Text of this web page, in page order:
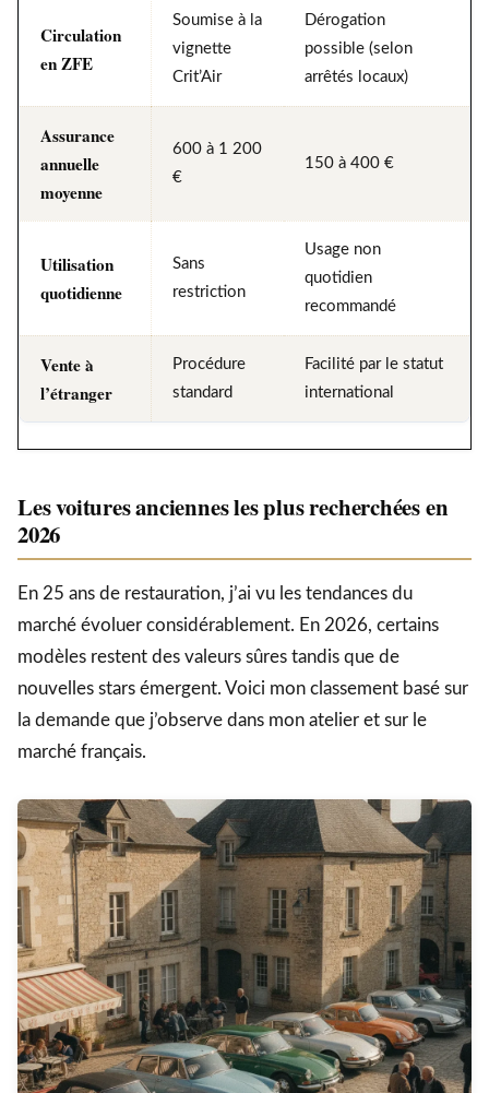
Circulation
en ZFE
Soumise à la
vignette
Crit’Air
Dérogation
possible (selon
arrêtés locaux)
Assurance
annuelle
moyenne
600 à 1 200
€
150 à 400 €
Utilisation
quotidienne
Sans
restriction
Usage non
quotidien
recommandé
Vente à
l’étranger
Procédure
standard
Facilité par le statut
international
Les voitures anciennes les plus recherchées en
2026
En 25 ans de restauration, j’ai vu les tendances du
marché évoluer considérablement. En 2026, certains
modèles restent des valeurs sûres tandis que de
nouvelles stars émergent. Voici mon classement basé sur
la demande que j’observe dans mon atelier et sur le
marché français.